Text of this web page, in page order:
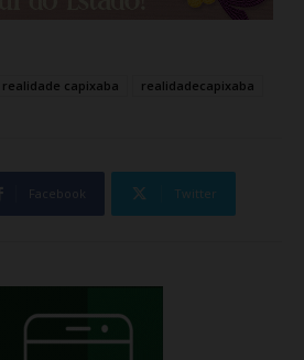
realidade capixaba realidadecapixaba
Facebook Twitter